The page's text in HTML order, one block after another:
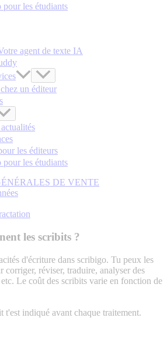
pour les étudiants
agent de texte IA
un éditeur
les éditeurs
pour les étudiants
DE VENTE
les scribits ?
d'écriture dans scribigo. Tu peux les
corriger, réviser, traduire, analyser des
Le coût des scribits varie en fonction de
indiqué avant chaque traitement.